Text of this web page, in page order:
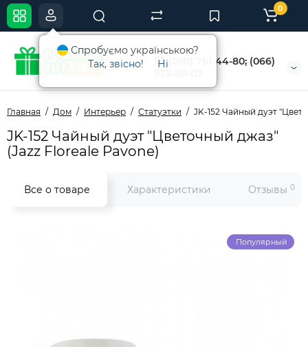
(050) 761-44-80; (066)
0
Главная Дом Интерьер Статуэтки JK-152 Чайный дуэт
JK-152 Чайный дуэт "Цветочный джаз"
(Jazz Floreale Pavone)
Все о товаре Характеристики Отзывы 0
Популярный
Спробуємо українською?
Так, звісно!
Ні